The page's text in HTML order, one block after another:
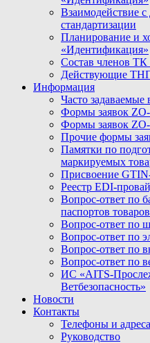
Взаимодействие
стандартизации
Планирование и
«Идентификация»
Состав членов
Действующие
Информация
Часто задаваемые
Формы заявок
Формы заявок
Прочие формы
Памятки по
маркируемых
Присвоение
Реестр EDI-
Вопрос-ответ по
паспортов
Вопрос-ответ по
Вопрос-ответ по
Вопрос-ответ по
Вопрос-ответ по
ИС «AITS-
Ветбезопасность»
Новости
Контакты
Телефоны и адреса
Руководство